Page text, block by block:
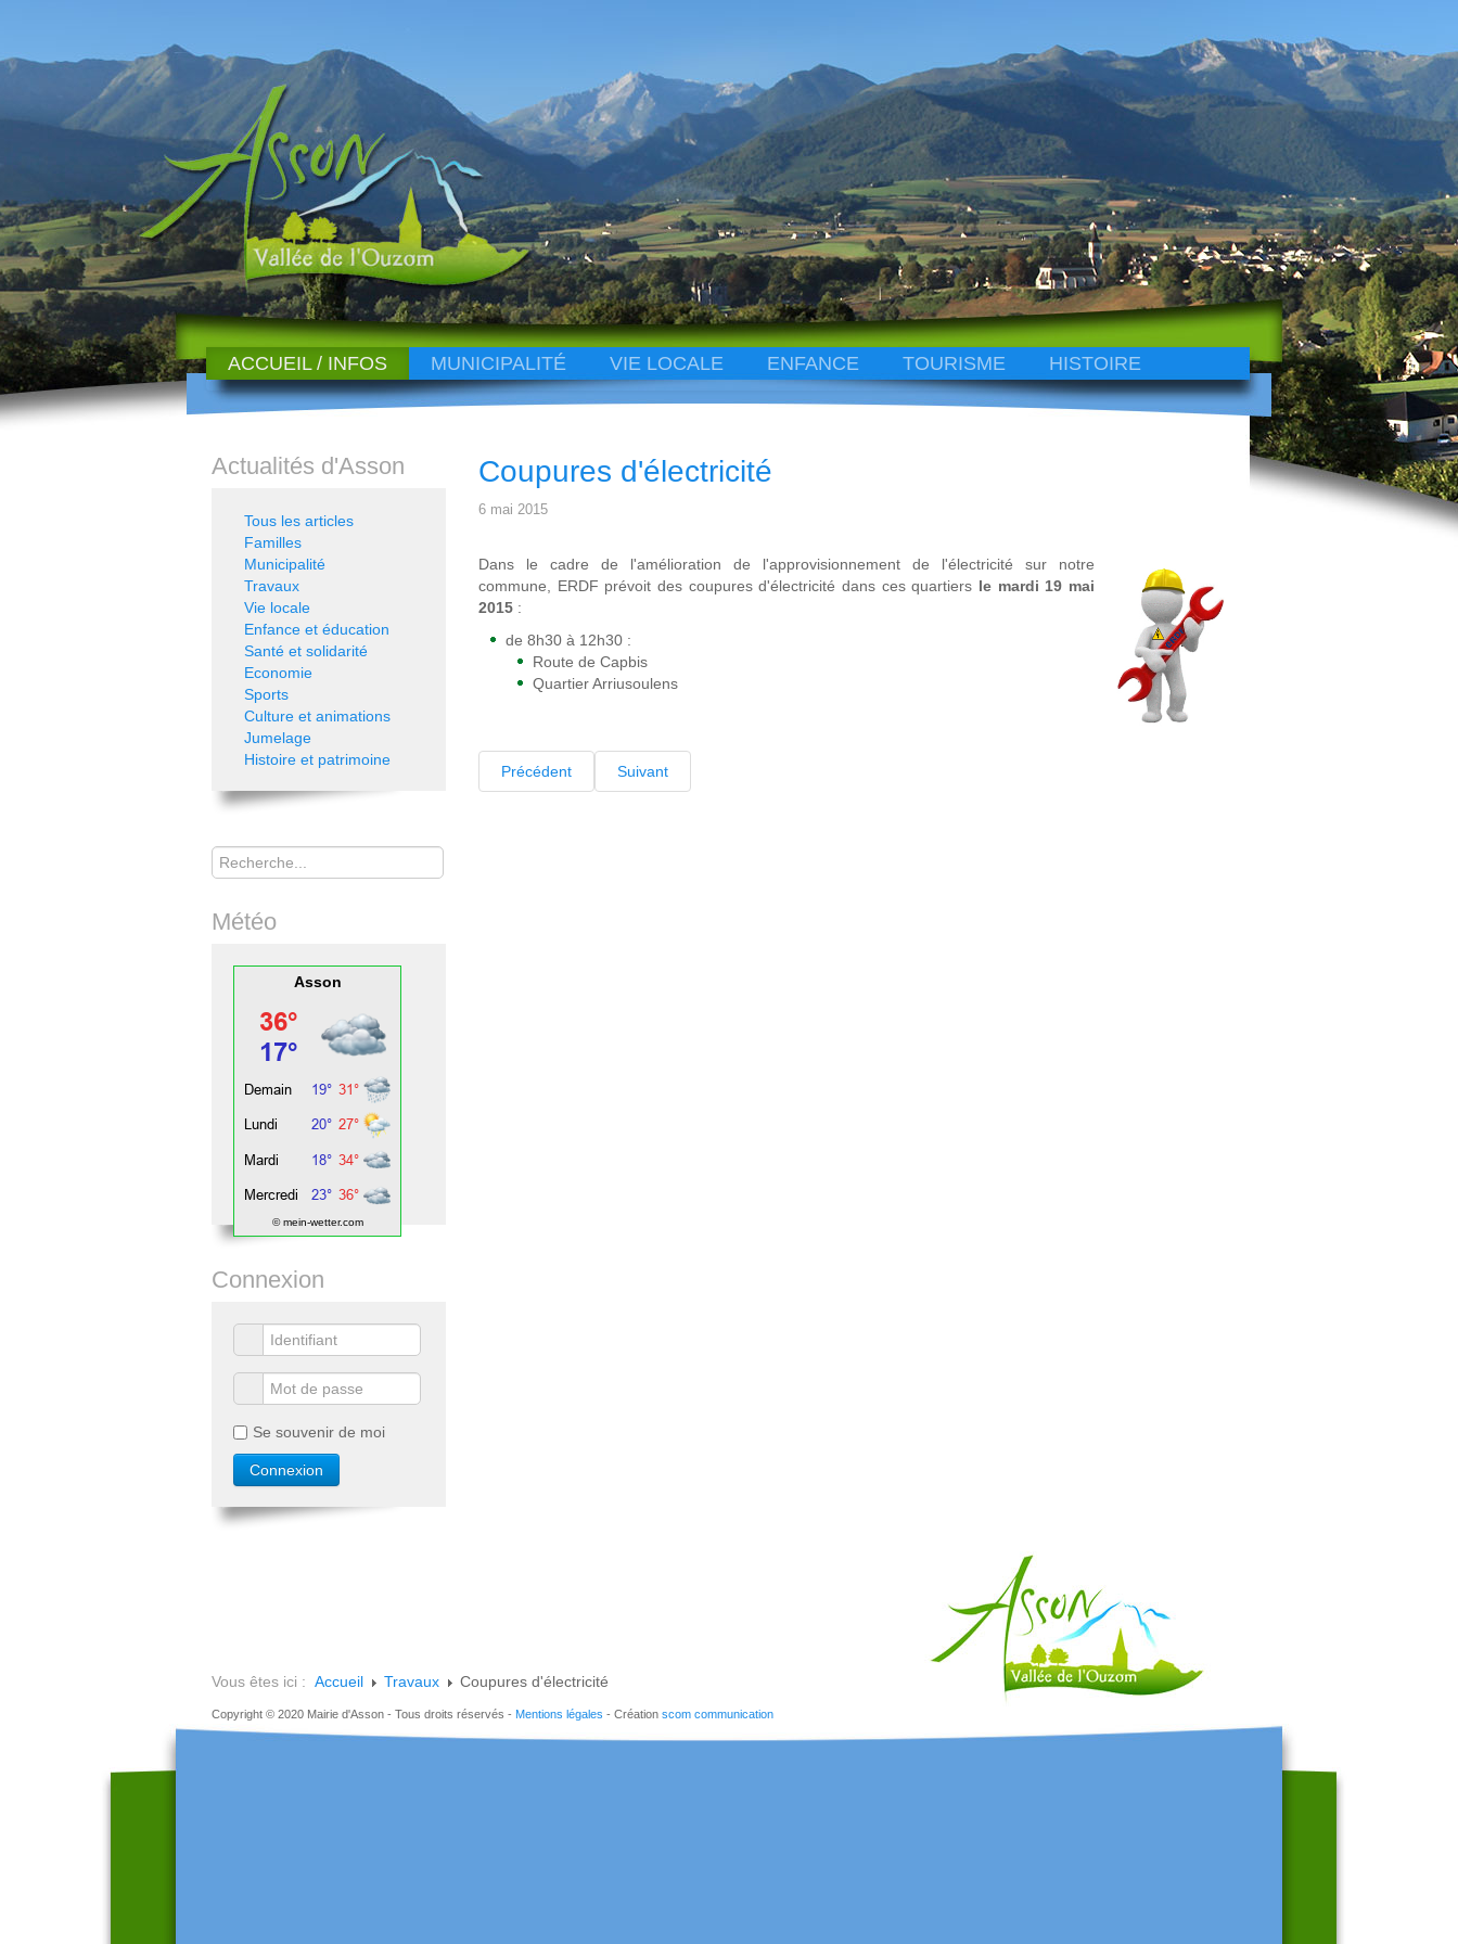
ACCUEIL / INFOS MUNICIPALITÉ VIE LOCALE ENFANCE TOURISME HISTOIRE
Coupures d'électricité
6 mai 2015
Dans le cadre de l'amélioration de l'approvisionnement de l'électricité sur notre
commune, ERDF prévoit des coupures d'électricité dans ces quartiers le mardi 19 mai
2015 :
de 8h30 à 12h30 :
Route de Capbis
Quartier Arriusoulens
Précédent Suivant
Actualités d'Asson
Tous les articles
Familles
Municipalité
Travaux
Vie locale
Enfance et éducation
Santé et solidarité
Economie
Sports
Culture et animations
Jumelage
Histoire et patrimoine
Rechercher
Météo
Asson
© mein-wetter.com
Connexion
Se souvenir de moi
Vous êtes ici : Accueil Travaux Coupures d'électricité
Copyright © 2020 Mairie d'Asson - Tous droits réservés - Mentions légales - Création scom communication